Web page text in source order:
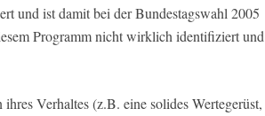
und ist damit bei der Bundestagswahl 2005
Programm nicht wirklich identifiziert und
Verhaltes (z.B. eine solides Wertegerüst,